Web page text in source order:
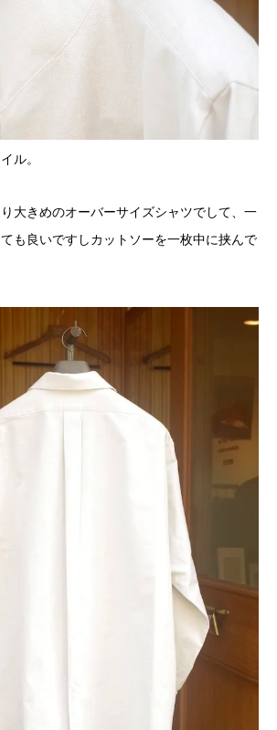
ル。
大きめのオーバーサイズシャツでして、一
も良いですしカットソーを一枚中に挟んで